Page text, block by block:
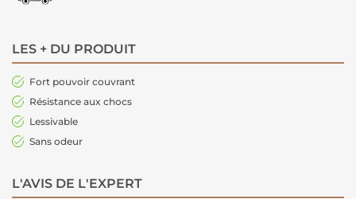
LES + DU PRODUIT
Fort pouvoir couvrant
Résistance aux chocs
Lessivable
Sans odeur
L'AVIS DE L'EXPERT